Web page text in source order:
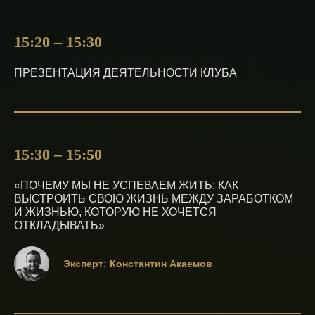
15:20 – 15:30
ПРЕЗЕНТАЦИЯ ДЕЯТЕЛЬНОСТИ КЛУБА
15:30 – 15:50
«ПОЧЕМУ МЫ НЕ УСПЕВАЕМ ЖИТЬ: КАК
ВЫСТРОИТЬ СВОЮ ЖИЗНЬ МЕЖДУ ЗАРАБОТКОМ
И ЖИЗНЬЮ, КОТОРУЮ НЕ ХОЧЕТСЯ
ОТКЛАДЫВАТЬ»
Эксперт: Константин Акаемов
инвестиционных программ